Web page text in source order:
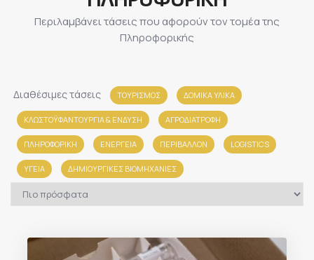
Περιλαμβάνει τάσεις που αφορούν τον τομέα της
Πληροφορικής
Διαθέσιμες τάσεις ΤΟΥΡΙΣΜΟΣ ΔΟΜΙΚΑ ΥΛΙΚΑ
ΚΛΩΣΤΟΫΦΑΝΤΟΥΡΓΙΑ & ΈΝΔΥΣΗ ΑΓΡΟΔΙΑΤΡΟΦΗ
ΠΛΗΡΟΦΟΡΙΚΗ ΕΝΕΡΓΕΙΑ ΠΕΡΙΒΑΛΛΟΝ LOGISTICS
ΥΓΕΙΑ ΔΗΜΙΟΥΡΓΙΚΕΣ ΒΙΟΜΗΧΑΝΙΕΣ